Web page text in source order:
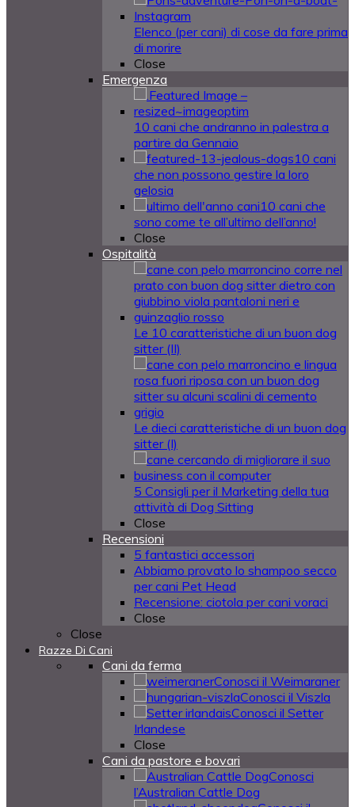
Elenco (per cani) di cose da fare prima
di morire
Close
Emergenza
10 cani che andranno in palestra a
partire da Gennaio
10 cani
che non possono gestire la loro
gelosia
10 cani che
sono come te all’ultimo dell’anno!
Close
Ospitalità
Le 10 caratteristiche di un buon dog
sitter (II)
Le dieci caratteristiche di un buon dog
sitter (I)
5 Consigli per il Marketing della tua
attività di Dog Sitting
Close
Recensioni
5 fantastici accessori
Abbiamo provato lo shampoo secco
per cani Pet Head
Recensione: ciotola per cani voraci
Close
Close
Razze Di Cani
Cani da ferma
Conosci il Weimaraner
Conosci il Viszla
Conosci il Setter
Irlandese
Close
Cani da pastore e bovari
Conosci
l’Australian Cattle Dog